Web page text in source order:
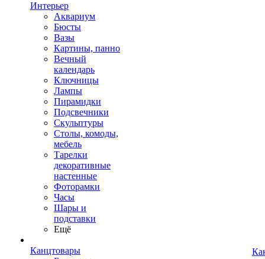
Интерьер
Аквариум
Бюсты
Вазы
Картины, панно
Вечный
календарь
Ключницы
Лампы
Пирамидки
Подсвечники
Скульптуры
Столы, комоды,
мебель
Тарелки
декоративные
настенные
Фоторамки
Часы
Шары и
подставки
Ещё
Канцтовары